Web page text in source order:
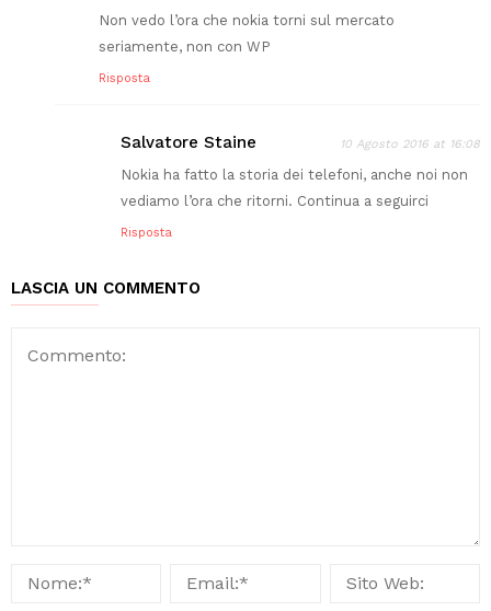
Non vedo l’ora che nokia torni sul mercato
seriamente, non con WP
Risposta
Salvatore Staine 10 Agosto 2016 at 16:08
Nokia ha fatto la storia dei telefoni, anche noi non
vediamo l’ora che ritorni. Continua a seguirci
Risposta
LASCIA UN COMMENTO